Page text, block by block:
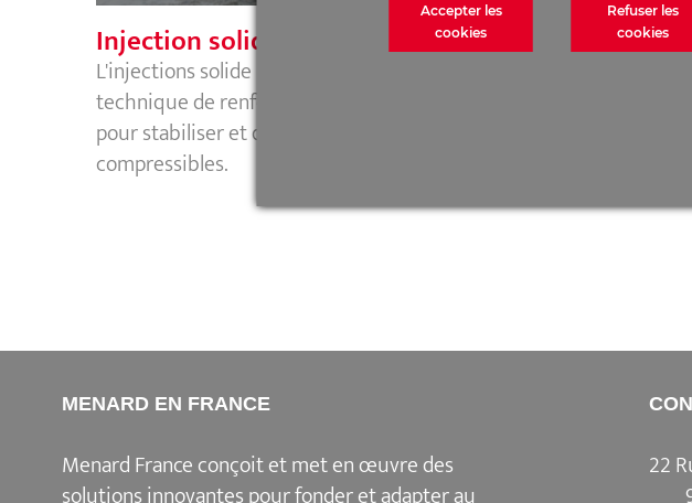
Injection solide refoulante
L'injections solide refoulante est une
technique de renforcement de sol utilisée
pour stabiliser et densifier les sols
compressibles.
MENARD EN FRANCE
Menard France conçoit et met en œuvre des
22
Accepter les
cookies
Refuser les
cookies